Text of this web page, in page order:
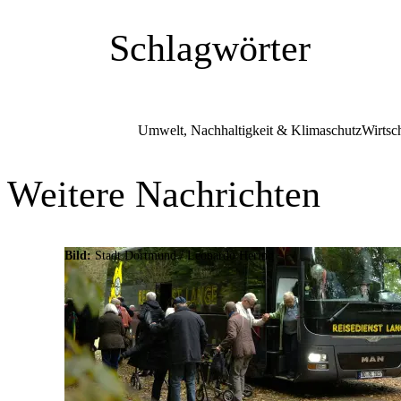
Schlagwörter
Umwelt, Nachhaltigkeit & Klimaschutz
Weitere Nachrichten
Bild: Stadt Dortmund / Leonardo Hering